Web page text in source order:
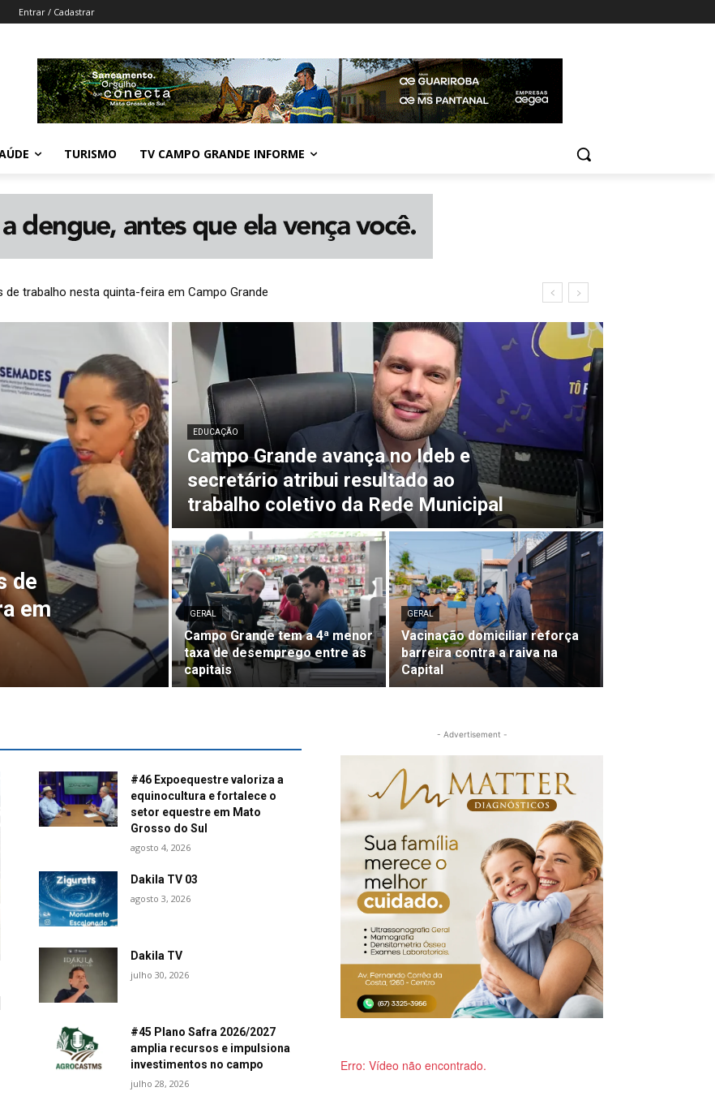
Entrar / Cadastrar
TURISMO TV CAMPO GRANDE INFORME
de trabalho nesta quinta-feira em Campo Grande
de
em
EDUCAÇÃO
Campo Grande avança no Ideb e
secretário atribui resultado ao
trabalho coletivo da Rede Municipal
GERAL
Campo Grande tem a 4ª menor
taxa de desemprego entre as
capitais
GERAL
Vacinação domiciliar reforça
barreira contra a raiva na
Capital
#46 Expoequestre valoriza a
equinocultura e fortalece o
setor equestre em Mato
Grosso do Sul
agosto 4, 2026
Dakila TV 03
agosto 3, 2026
Dakila TV
julho 30, 2026
#45 Plano Safra 2026/2027
amplia recursos e impulsiona
investimentos no campo
julho 28, 2026
- Advertisement -
Erro: Vídeo não encontrado.